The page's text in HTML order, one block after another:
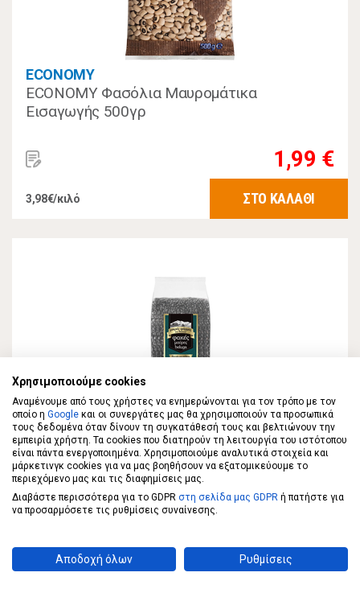
ECONOMY
ECONOMY Φασόλια Μαυρομάτικα
Εισαγωγής 500γρ
1,99 €
3,98€/κιλό ΣΤΟ ΚΑΛΑΘΙ
ΜΙΚΡΕΣ ΦΑΡΜΕΣ ΤΟΥ ΒΟΥΝΟΥ
ΜΙΚΡΕΣ ΦΑΡΜΕΣ ΤΟΥ ΒΟΥΝΟΥ Μαύρες
Beluga 500γρ
1,89 €
3,78€/κιλό ΣΤΟ ΚΑΛΑΘΙ
Χρησιμοποιούμε cookies
Αναμένουμε από τους χρήστες να ενημερώνονται για τον τρόπο με τον
οποίο η Google και οι συνεργάτες μας θα χρησιμοποιούν τα προσωπικά
τους δεδομένα όταν δίνουν τη συγκατάθεσή τους και βελτιώνουν την
εμπειρία χρήστη. Τα cookies που διατηρούν τη λειτουργία του ιστότοπου
είναι πάντα ενεργοποιημένα. Χρησιμοποιούμε αναλυτικά στοιχεία και
μάρκετινγκ cookies για να μας βοηθήσουν να εξατομικεύουμε το
περιεχόμενο μας και τις διαφημίσεις μας.
Διαβάστε περισσότερα για το GDPR στη σελίδα μας GDPR ή πατήστε για
να προσαρμόσετε τις ρυθμίσεις συναίνεσης.
Αποδοχή όλων Ρυθμίσεις